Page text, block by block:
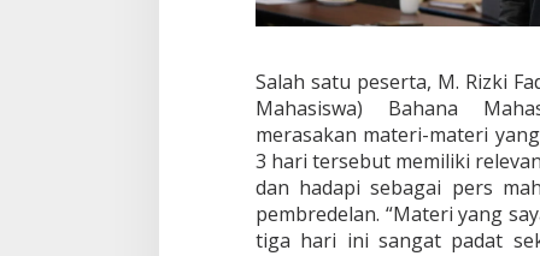
Salah satu peserta, M. Rizki
Mahasiswa) Bahana
merasakan materi-materi
3 hari tersebut memiliki
dan hadapi sebagai pers
pembredelan. “Materi yang
tiga hari ini sangat padat